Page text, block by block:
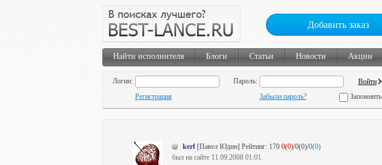
Добавить заказ
Найти исполнителя Блоги Статьи Новости Акции
Логин:
Пароль:
Регистрация
Забыли пароль? Запомнить
kerf [Павел Юдин] Рейтинг: 170 0(0)/0(0)/0(0)
был на сайте 11.09.2008 01:01.